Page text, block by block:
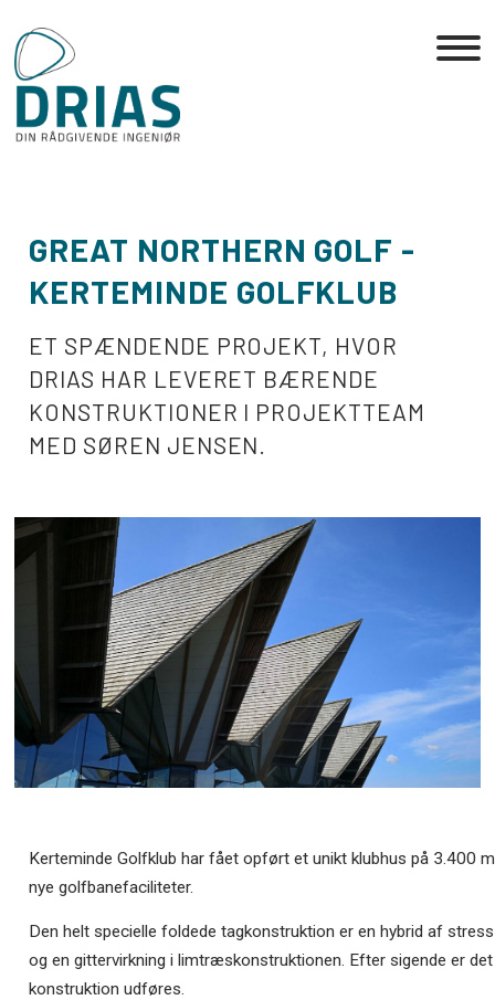
the
content
GREAT NORTHERN GOLF -
KERTEMINDE GOLFKLUB
ET SPÆNDENDE PROJEKT, HVOR
DRIAS HAR LEVERET BÆRENDE
KONSTRUKTIONER I PROJEKTTEAM
MED SØREN JENSEN.
Kerteminde Golfklub har fået opført et unikt klubhus på 3.400 m
nye golfbanefaciliteter.
Den helt specielle foldede tagkonstruktion er en hybrid af
og en gittervirkning i limtræskonstruktionen. Efter sigende er
konstruktion udføres.